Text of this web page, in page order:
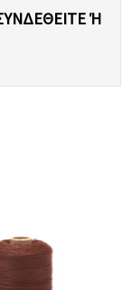
Ή Ν